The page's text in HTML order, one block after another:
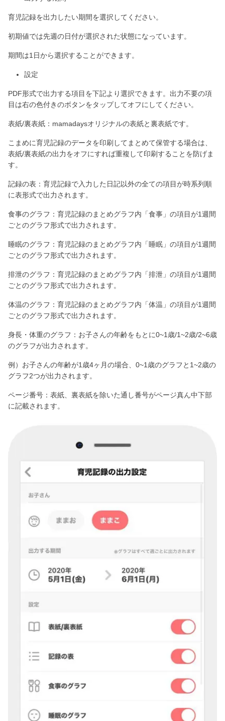
育児記録を出力したい期間を選択してください。
初期値では先週の日付が選択された状態になっています。
期間は1日から選択することができます。
設定
PDF形式で出力する項目を下記より選択できます。出力不要の項
目は右の色付きのボタンをタップしてオフにしてください。
表紙/裏表紙：mamadaysオリジナルの表紙と裏表紙です。
こまめに育児記録のデータを印刷してまとめて保管する場合は、
表紙/裏表紙の出力をオフにすれば重複して印刷することを防げま
す。
記録の表：育児記録で入力した日記以外の全ての項目が時系列順
に表形式で出力されます。
食事のグラフ：育児記録のまとめグラフ内「食事」の項目が1週間
ごとのグラフ形式で出力されます。
睡眠のグラフ：育児記録のまとめグラフ内「睡眠」の項目が1週間
ごとのグラフ形式で出力されます。
排泄のグラフ：育児記録のまとめグラフ内「排泄」の項目が1週間
ごとのグラフ形式で出力されます。
体温のグラフ：育児記録のまとめグラフ内「体温」の項目が1週間
ごとのグラフ形式で出力されます。
身長・体重のグラフ：お子さんの年齢をもとに0~1歳/1~2歳/2~6歳
のグラフが出力されます。
例）お子さんの年齢が1歳4ヶ月の場合、0~1歳のグラフと1~2歳の
グラフ2つが出力されます。
ページ番号：表紙、裏表紙を除いた通し番号がページ真ん中下部
に記載されます。